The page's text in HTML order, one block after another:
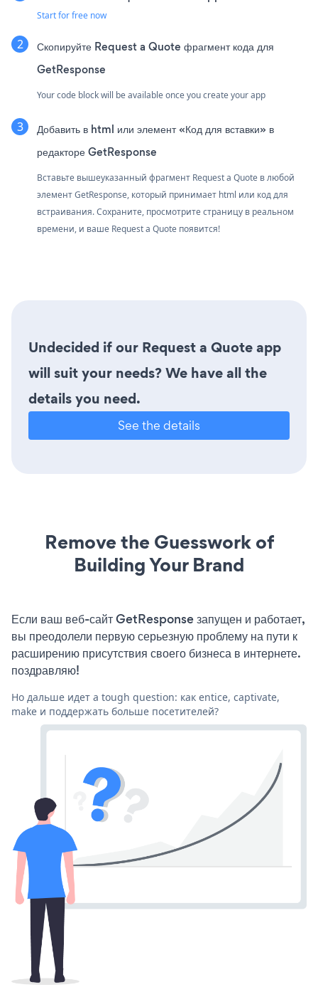
Start for free now
Скопируйте Request a Quote фрагмент кода для
GetResponse
Your code block will be available once you create your app
Добавить в html или элемент «Код для вставки» в
редакторе GetResponse
Вставьте вышеуказанный фрагмент Request a Quote в любой
элемент GetResponse, который принимает html или код для
встраивания. Сохраните, просмотрите страницу в реальном
времени, и ваше Request a Quote появится!
Undecided if our Request a Quote app
will suit your needs? We have all the
details you need.
See the details
Remove the Guesswork of
Building Your Brand
Если ваш веб-сайт GetResponse запущен и работает,
вы преодолели первую серьезную проблему на пути к
расширению присутствия своего бизнеса в интернете.
поздравляю!
Но дальше идет a tough question: как entice, captivate,
make и поддержать больше посетителей?